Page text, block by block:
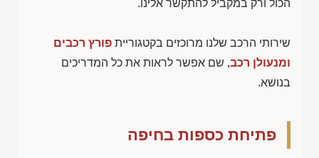
הכול ורק במקביל להתקשר אלינו.
שירותי הרכב שלנו מרוכזים בקטגוריית פורץ רכבים
ומנעולן רכב, שם אפשר לראות את כל המדריכים
בנושא.
פתיחת כספות בחיפה